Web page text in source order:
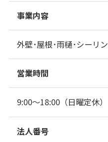
事業内容
外壁･屋根･雨樋･シーリ
営業時間
9:00～18:00（日曜定休）
法人番号